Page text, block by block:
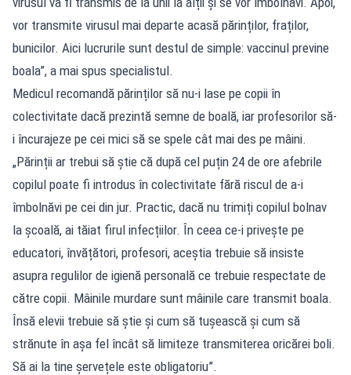
vor transmite virusul mai departe acasă părinților, fraților,
bunicilor. Aici lucrurile sunt destul de simple: vaccinul previne
boala”, a mai spus specialistul.
Medicul recomandă părinților să nu-i lase pe copii în
colectivitate dacă prezintă semne de boală, iar profesorilor să-
i încurajeze pe cei mici să se spele cât mai des pe mâini.
„Părinții ar trebui să știe că după cel puțin 24 de ore afebrile
copilul poate fi introdus în colectivitate fără riscul de a-i
îmbolnăvi pe cei din jur. Practic, dacă nu trimiți copilul bolnav
la școală, ai tăiat firul infecțiilor. În ceea ce-i privește pe
educatori, învățători, profesori, aceștia trebuie să insiste
asupra regulilor de igienă personală ce trebuie respectate de
către copii. Mâinile murdare sunt mâinile care transmit boala.
Însă elevii trebuie să știe și cum să tușească și cum să
strănute în așa fel încât să limiteze transmiterea oricărei boli.
Să ai la tine șervețele este obligatoriu”.